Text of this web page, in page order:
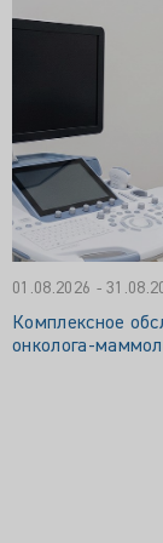
01.08.2026 -
Комплексное